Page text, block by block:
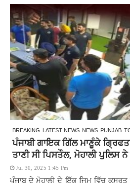
BREAKING LATEST NEWS NEWS PUNJAB
ਪੰਜਾਬੀ ਗਾਇਕ ਗਿੱਲ ਮਾਣੂੰਕੇ
ਤਾਣੀ ਸੀ ਪਿਸਤੌਲ, ਮੋਹਾਲੀ
Jul 30, 2025 1:45 Pm
ਪੰਜਾਬ ਦੇ ਮੋਹਾਲੀ ਦੇ ਇੱਕ ਜਿਮ ਵਿੱਚ